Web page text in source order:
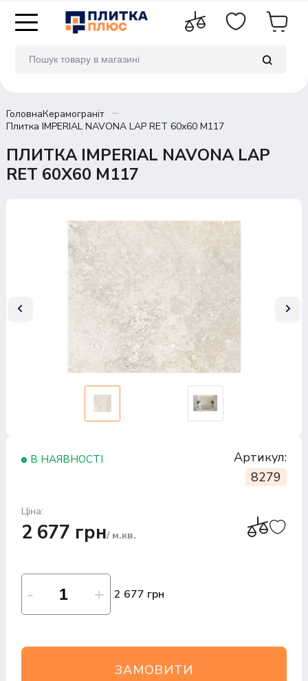
ГоловнаКерамограніт
Плитка IMPERIAL NAVONA LAP RET 60х60 M117
ПЛИТКА IMPERIAL NAVONA LAP
RET 60Х60 M117
В НАЯВНОСТІ
Артикул:
8279
Ціна:
2 677 грн/ м.кв.
2 677 грн
ЗАМОВИТИ